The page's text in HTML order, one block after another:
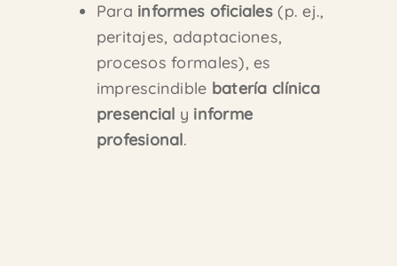
Para informes oficiales (p. ej.,
peritajes, adaptaciones,
procesos formales), es
imprescindible batería clínica
presencial y informe
profesional.